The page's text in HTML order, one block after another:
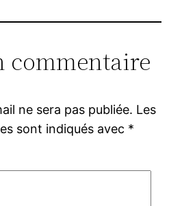
commentaire
ne sera pas publiée. Les
sont indiqués avec *